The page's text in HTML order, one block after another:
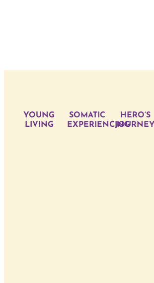
YOUNG
LIVING
SOMATIC
EXPERIENCING
HERO’S
JOURNEY